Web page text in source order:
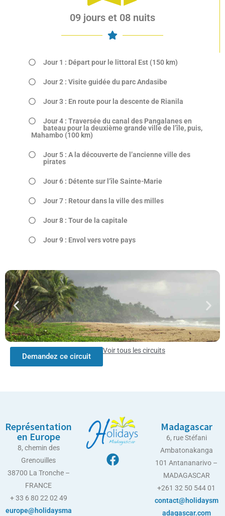
09 jours et 08 nuits
Jour 1 : Départ pour le littoral Est (150 km)
Jour 2 : Visite guidée du parc Andasibe
Jour 3 : En route pour la descente de Rianila
Jour 4 : Traversée du canal des Pangalanes en
bateau pour la deuxième grande ville de l’île, puis,
Mahambo (100 km)
Jour 5 : A la découverte de l’ancienne ville des
pirates
Jour 6 : Détente sur l’île Sainte-Marie
Jour 7 : Retour dans la ville des milles
Jour 8 : Tour de la capitale
Jour 9 : Envol vers votre pays
Demandez ce circuit
Voir tous les circuits
Représentation
en Europe
8, chemin des
Grenouilles
38700 La Tronche –
FRANCE
+ 33 6 80 22 02 49
europe@holidaysma
Madagascar
6, rue Stéfani
Ambatonakanga
101 Antananarivo –
MADAGASCAR
+261 32 50 544 01
contact@holidaysm
adagascar.com